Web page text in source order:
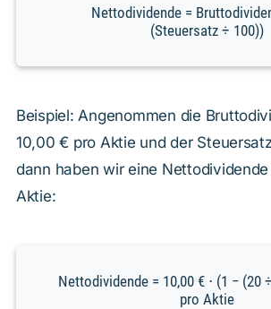
Nettodividende =
(Steuersatz ÷ 100))
Beispiel: Angenommen die
10,00 € pro Aktie und der
dann haben wir eine
Aktie:
Nettodividende = 10,00 € ⋅ (1 − (20
pro Aktie